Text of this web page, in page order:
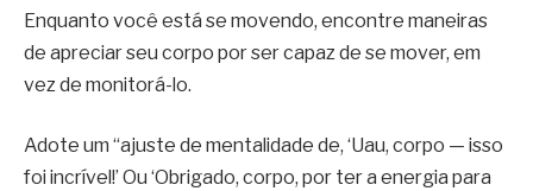
Enquanto você está se movendo, encontre maneiras
de apreciar seu corpo por ser capaz de se mover, em
vez de monitorá-lo.
Adote um “ajuste de mentalidade de, ‘Uau, corpo — isso
foi incrível!’ Ou ‘Obrigado, corpo, por ter a energia para